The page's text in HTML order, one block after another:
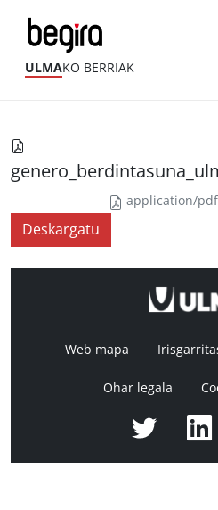
ULMAKO BERRIAK
application/pdf
Deskargatu
Web mapa
Ohar legala